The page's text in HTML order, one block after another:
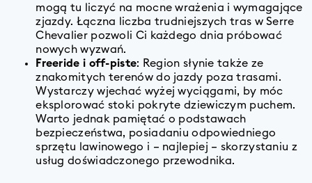
mogą tu liczyć na mocne wrażenia i wymagające
zjazdy. Łączna liczba trudniejszych tras w Serre
Chevalier pozwoli Ci każdego dnia próbować
nowych wyzwań.
Freeride i off-piste: Region słynie także ze
znakomitych terenów do jazdy poza trasami.
Wystarczy wjechać wyżej wyciągami, by móc
eksplorować stoki pokryte dziewiczym puchem.
Warto jednak pamiętać o podstawach
bezpieczeństwa, posiadaniu odpowiedniego
sprzętu lawinowego i – najlepiej – skorzystaniu z
usług doświadczonego przewodnika.